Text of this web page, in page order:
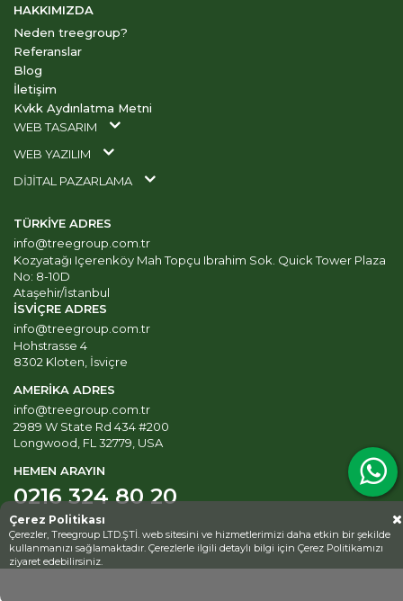
HAKKIMIZDA
Neden treegroup?
Referanslar
Blog
İletişim
Kvkk Aydınlatma Metni
WEB TASARIM
WEB YAZILIM
DİJİTAL PAZARLAMA
TÜRKİYE ADRES
info@treegroup.com.tr
Kozyatağı Içerenköy Mah Topçu Ibrahim Sok. Quick Tower Plaza
No: 8-10D
Ataşehir/İstanbul
İSVİÇRE ADRES
info@treegroup.com.tr
Hohstrasse 4
8302 Kloten, İsviçre
AMERİKA ADRES
info@treegroup.com.tr
2989 W State Rd 434 #200
Longwood, FL 32779, USA
HEMEN ARAYIN
0216 324 80 20
Çerez Politikası
Çerezler, Treegroup LTD.ŞTİ. web sitesini ve hizmetlerimizi daha etkin bir şekilde
kullanmanızı sağlamaktadır. Çerezlerle ilgili detaylı bilgi için Çerez Politikamızı
ziyaret edebilirsiniz.